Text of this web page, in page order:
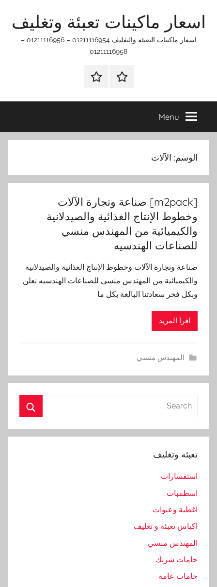
اسعار ماكينات تعبئة وتغليف
اسعار ماكينات التعبئة والتغليف 01211116954 – 01211116956 –
01211116958
الرئيسيهاتـصـل
في
التي
Menu
الوسم: الآلات
[m2pack] صناعة وتجارة الآلات
وخطوط الإنتاج الغذائية والصيدلانية
والكيميائية من المهندس منسي
للصناعات الهندسيه
صناعة وتجارة الآلات وخطوط الإنتاج الغذائية والصيدلانية
والكيميائية من المهندس منسي للصناعات الهندسيه نعلن
وبكل فخر سعادتنا البالغة بكل ما
اقرأ المزيد
المهندس منسي
Search
تعبئه وتغليف
استفسارات
اسطمبات
اغطية وعبوات
اكياس تعبئة و تغليف
المهندس منسي
خامات شرنك
خامات عامة